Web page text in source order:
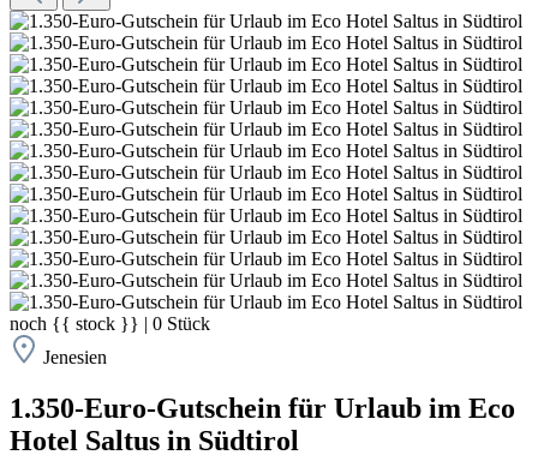
noch {{ stock }} | 0 Stück
Jenesien
1.350-Euro-Gutschein für Urlaub im Eco
Hotel Saltus in Südtirol